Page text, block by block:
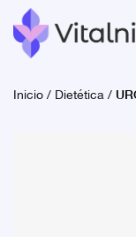
Inicio/ Dietética/